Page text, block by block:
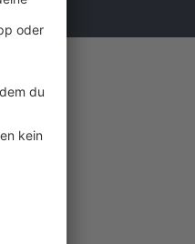
Schloß